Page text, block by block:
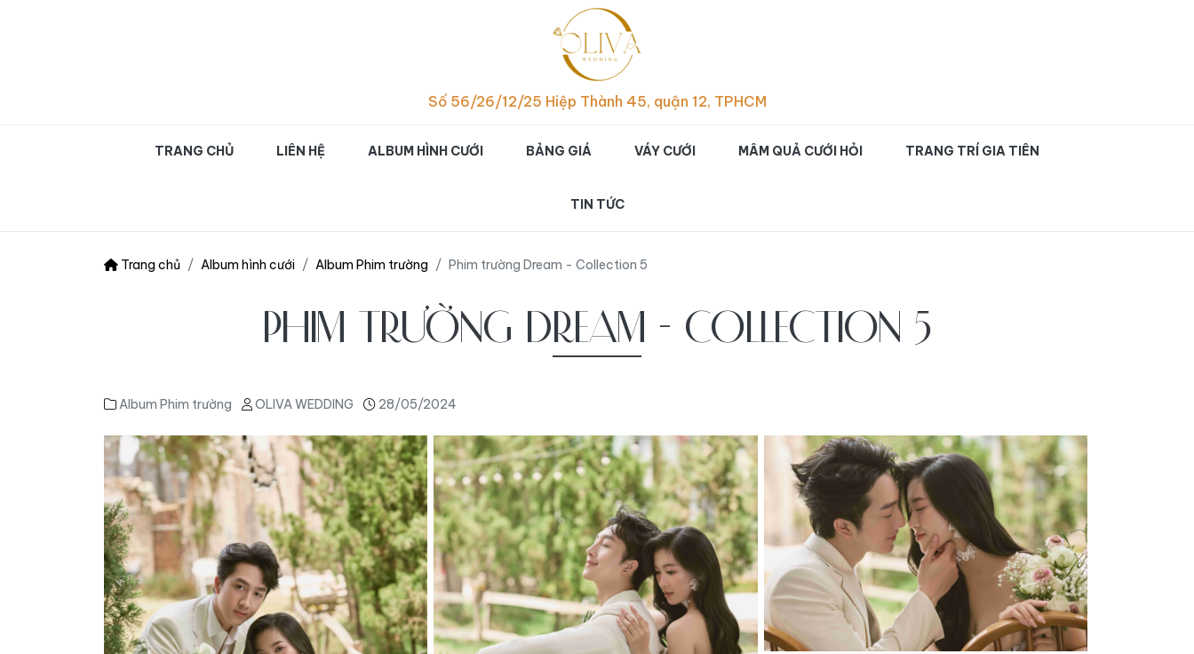
OLIVA WEDDING | Chụp hình cưới studio đẹp chuyên nghiệp TPHCM
Số 56/26/12/25 Hiệp Thành 45, quận 12, TPHCM
TRANG CHỦ LIÊN HỆ ALBUM HÌNH CƯỚI BẢNG GIÁ VÁY CƯỚI MÂM QUẢ CƯỚI HỎI TRANG TRÍ GIA TIÊN
TIN TỨC
Trang chủ Album hình cưới Album Phim trường Phim trường Dream - Collection 5
PHIM TRƯỜNG DREAM - COLLECTION 5
Album Phim trường OLIVA WEDDING 28/05/2024